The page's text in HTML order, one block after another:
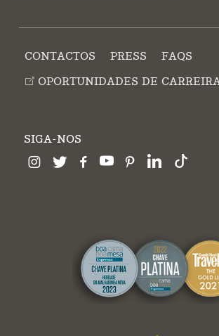
CONTACTOS PRESS
FAQS
OPORTUNIDADES DE
SIGA-NOS